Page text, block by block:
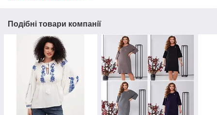
Подібні товари компанії